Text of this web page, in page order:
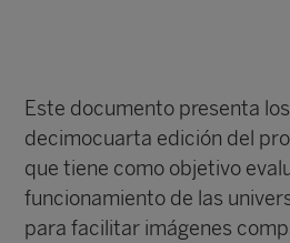
Este documento presenta
decimocuarta edición del
que tiene como objetivo
funcionamiento de las
para facilitar imágenes